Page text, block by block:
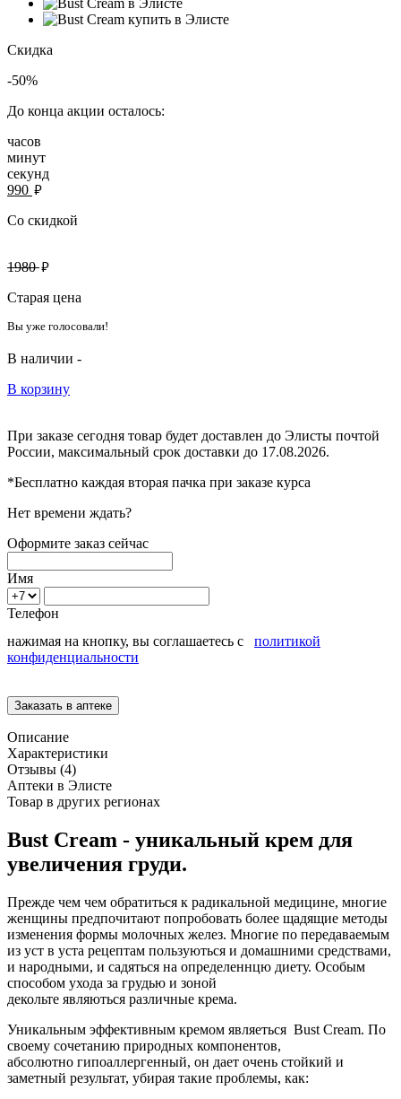
Скидка
-50%
До конца акции осталось:
часов
минут
секунд
990 руб.
Со скидкой
1980руб.
Старая цена
Вы уже голосовали!
В наличии -
В корзину
При заказе сегодня товар будет доставлен до Элисты почтой
России, максимальный срок доставки до 17.08.2026.
*Бесплатно каждая вторая пачка при заказе курса
Нет времени ждать?
Оформите заказ сейчас
Имя
Телефон
нажимая на кнопку, вы соглашаетесь с политикой
конфиденциальности
Описание
Характеристики
Отзывы (4)
Аптеки в Элисте
Товар в других регионах
Bust Cream - уникальный крем для
увеличения груди.
Прежде чем чем обратиться к радикальной медицине, многие
женщины предпочитают попробовать более щадящие методы
изменения формы молочных желез. Многие по передаваемым
из уст в уста рецептам пользуються и домашними средствами,
и народными, и садяться на определеннцю диету. Особым
способом ухода за грудью и зоной
декольте являються различные крема.
Уникальным эффективным кремом являеться Bust Cream. По
своему сочетанию природных компонентов,
абсолютно гипоаллергенный, он дает очень стойкий и
заметный результат, убирая такие проблемы, как: